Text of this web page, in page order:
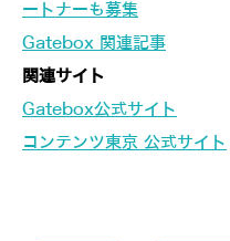
ートナーも募集
Gatebox 関連記事
関連サイト
Gatebox公式サイト
コンテンツ東京 公式サイト